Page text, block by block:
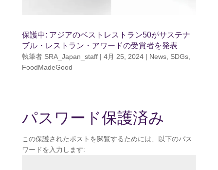
保護中: アジアのベストレストラン50がサステナ
ブル・レストラン・アワードの受賞者を発表
執筆者 SRA_Japan_staff| 4月 25, 2024| News, SDGs,
FoodMadeGood
パスワード保護済み
この保護されたポストを閲覧するためには、以下のパス
ワードを入力します: